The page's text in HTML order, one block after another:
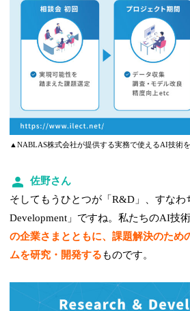
▲NABLAS株式会社が提供する実務で使えるAI技術
佐野さん
そしてもうひとつが「R&D」、すなわ
Development」ですね。私たちのAI技
の企業さまとともに、課題解決のため
ムを研究・開発するものです。